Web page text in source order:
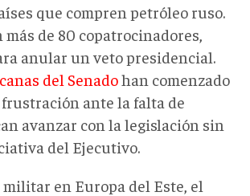
que compren petróleo ruso.
más de 80 copatrocinadores,
anular un veto presidencial.
del Senadohan comenzado
ante la falta de
avanzar con la legislación sin
del Ejecutivo.
en Europa del Este, el